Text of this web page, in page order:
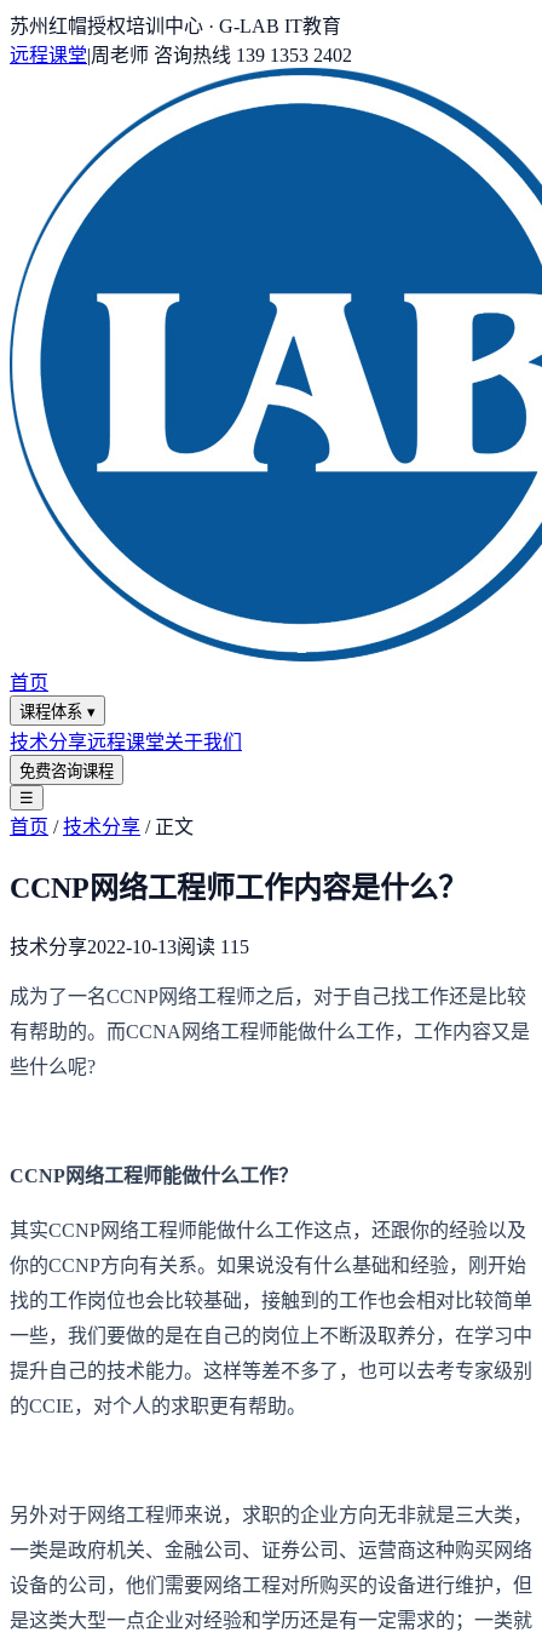
苏州红帽授权培训中心 · G-LAB IT教育
远程课堂|周老师 咨询热线 139 1353 2402
首页
课程体系 ▾
技术分享远程课堂关于我们
免费咨询课程
☰
首页 /技术分享 / 正文
CCNP网络工程师工作内容是什么？
技术分享2022-10-13阅读 115
成为了一名CCNP网络工程师之后，对于自己找工作还是比较
有帮助的。而CCNA网络工程师能做什么工作，工作内容又是
些什么呢?
CCNP网络工程师能做什么工作？
其实CCNP网络工程师能做什么工作这点，还跟你的经验以及
你的CCNP方向有关系。如果说没有什么基础和经验，刚开始
找的工作岗位也会比较基础，接触到的工作也会相对比较简单
一些，我们要做的是在自己的岗位上不断汲取养分，在学习中
提升自己的技术能力。这样等差不多了，也可以去考专家级别
的CCIE，对个人的求职更有帮助。
另外对于网络工程师来说，求职的企业方向无非就是三大类，
一类是政府机关、金融公司、证券公司、运营商这种购买网络
设备的公司，他们需要网络工程对所购买的设备进行维护，但
是这类大型一点企业对经验和学历还是有一定需求的；一类就